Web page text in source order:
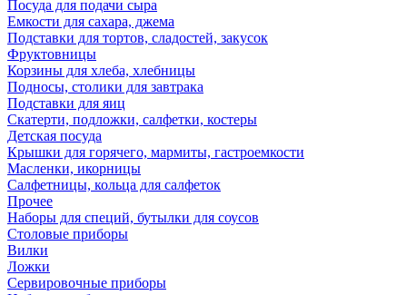
Посуда для подачи сыра
Емкости для сахара, джема
Подставки для тортов, сладостей, закусок
Фруктовницы
Корзины для хлеба, хлебницы
Подносы, столики для завтрака
Подставки для яиц
Скатерти, подложки, салфетки, костеры
Детская посуда
Крышки для горячего, мармиты, гастроемкости
Масленки, икорницы
Салфетницы, кольца для салфеток
Прочее
Наборы для специй, бутылки для соусов
Столовые приборы
Вилки
Ложки
Сервировочные приборы